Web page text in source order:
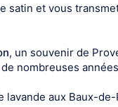
satin et vous
, un souvenir de
nombreuses
lavande aux Baux-